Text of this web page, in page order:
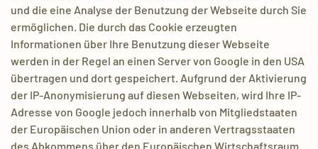
und die eine Analyse der Benutzung der Webseite durch Sie
ermöglichen. Die durch das Cookie erzeugten
Informationen über Ihre Benutzung dieser Webseite
werden in der Regel an einen Server von Google in den USA
übertragen und dort gespeichert. Aufgrund der Aktivierung
der IP-Anonymisierung auf diesen Webseiten, wird Ihre IP-
Adresse von Google jedoch innerhalb von Mitgliedstaaten
der Europäischen Union oder in anderen Vertragsstaaten
des Abkommens über den Europäischen Wirtschaftsraum